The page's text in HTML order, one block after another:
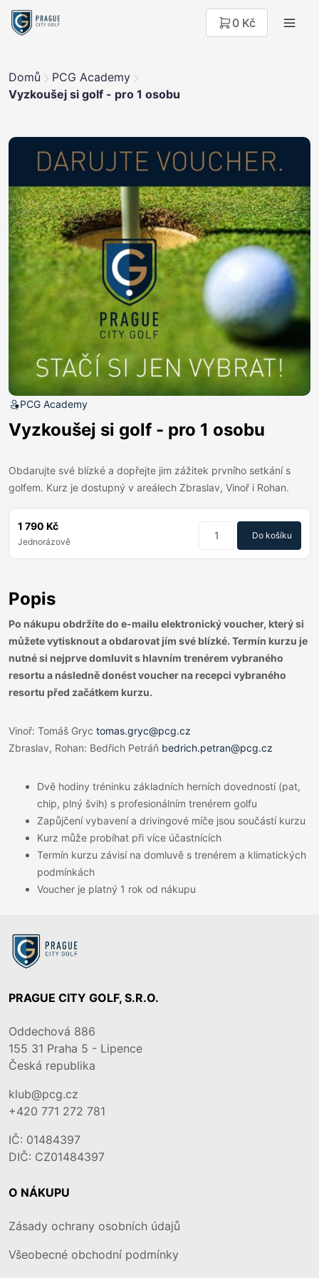
0 Kč
Domů
PCG Academy
Vyzkoušej si golf - pro 1 osobu
PCG Academy
Vyzkoušej si golf - pro 1 osobu
Obdarujte své blízké a dopřejte jim zážitek prvního setkání s
golfem. Kurz je dostupný v areálech Zbraslav, Vinoř i Rohan.
1 790 Kč
Jednorázově
Do košíku
Popis
Po nákupu obdržíte do e-mailu elektronický voucher, který si
můžete vytisknout a obdarovat jím své blízké. Termín kurzu je
nutné si nejprve domluvit s hlavním trenérem vybraného
resortu a následně donést voucher na recepci vybraného
resortu před začátkem kurzu.
Vinoř: Tomáš Gryc tomas.gryc@pcg.cz
Zbraslav, Rohan: Bedřich Petráň bedrich.petran@pcg.cz
Dvě hodiny tréninku základních herních dovedností (pat,
chip, plný švih) s profesionálním trenérem golfu
Zapůjčení vybavení a drivingové míče jsou součástí kurzu
Kurz může probíhat při více účastnících
Termín kurzu závisí na domluvě s trenérem a klimatických
podmínkách
Voucher je platný 1 rok od nákupu
PRAGUE CITY GOLF, S.R.O.
Oddechová 886
155 31 Praha 5 - Lipence
Česká republika
klub@pcg.cz
+420 771 272 781
IČ: 01484397
DIČ: CZ01484397
O NÁKUPU
Zásady ochrany osobních údajů
Všeobecné obchodní podmínky